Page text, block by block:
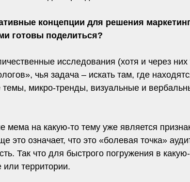
концепции для решения
готовы поделиться?
исследования (хотя и через
чья задача – искать там, где
микро-тренды, визуальные и
на какую-то тему уже является
означает, что это «болевая точка»
Так что для быстрого погружения в
территории.